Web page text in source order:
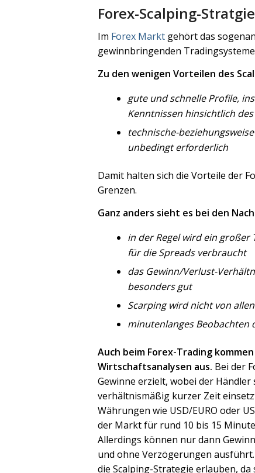
Forex-Scalping-Stratgie
Im Forex Markt gehört das
gewinnbringenden
Zu den wenigen Vorteilen des
gute und schnelle Profile,
Kenntnissen hinsichtlich des
technische-
unbedingt erforderlich
Damit halten sich die Vorteile der
Grenzen.
Ganz anders sieht es bei den
in der Regel wird ein großer
für die Spreads verbraucht
das Gewinn/Verlust-
besonders gut
Scarping wird nicht von
minutenlanges Beobachten
Auch beim Forex-Trading
Wirtschaftsanalysen aus. Bei der
Gewinne erzielt, wobei der
verhältnismäßig kurzer Zeit
Währungen wie USD/EURO oder
der Markt für rund 10 bis 15
Allerdings können nur dann
und ohne Verzögerungen
die Scalping-Strategie erlauben,